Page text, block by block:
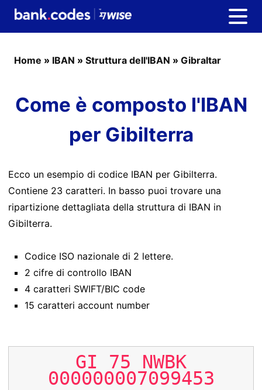
Home » IBAN » Struttura dell'IBAN » Gibraltar
Come è composto l'IBAN
per Gibilterra
Ecco un esempio di codice IBAN per Gibilterra.
Contiene 23 caratteri. In basso puoi trovare una
ripartizione dettagliata della struttura di IBAN in
Gibilterra.
Codice ISO nazionale di 2 lettere.
2 cifre di controllo IBAN
4 caratteri SWIFT/BIC code
15 caratteri account number
GI 75 NWBK
000000007099453